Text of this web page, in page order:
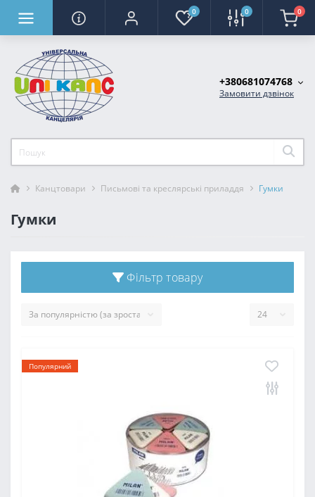
0 0 0
+380681074768
Замовити дзвінок
Канцтовари Письмові та креслярські приладдя Гумки
Гумки
Фільтр товару
Популярний